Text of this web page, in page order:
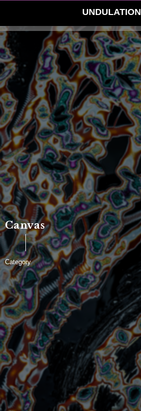
UNDULATION
Canvas
Category